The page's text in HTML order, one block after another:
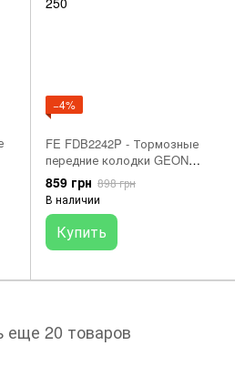
−4%
FE FDB2242P - Тормозные
передние колодки GEON
Scrambler 250
859 грн 898 грн
В наличии
Купить
еще 20 товаров